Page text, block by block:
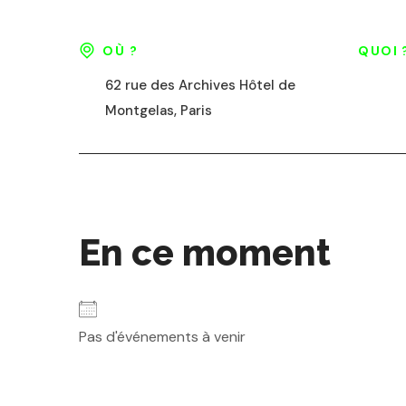
OÙ ?
62 rue des Archives Hôtel de
Montgelas, Paris
QUOI
En ce moment
Pas d'événements à venir